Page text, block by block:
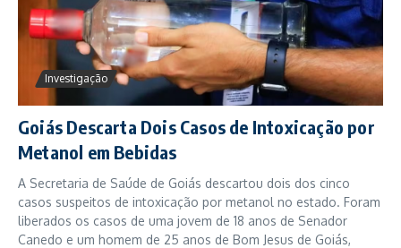
Investigação
Goiás Descarta Dois Casos de Intoxicação por
Metanol em Bebidas
A Secretaria de Saúde de Goiás descartou dois dos cinco
casos suspeitos de intoxicação por metanol no estado. Foram
liberados os casos de uma jovem de 18 anos de Senador
Canedo e um homem de 25 anos de Bom Jesus de Goiás,